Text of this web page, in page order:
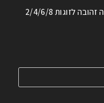
טבעת נירוסטה חלקה זהובה לזוגות 2/4/6/8